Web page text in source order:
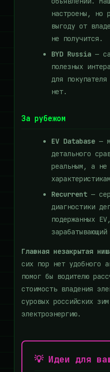
настроены, но
выгоду от
не получится.
BYD Russia —
полезных
для
нет.
За рубежом
EV Database —
детального
реальным, а не
Recurrent —
диагностики
подержанных
Главная незакрытая
сих пор нет удобного
помог бы водителю
стоимость владения
суровых российских
электроэнергию.
💡 Идеи для